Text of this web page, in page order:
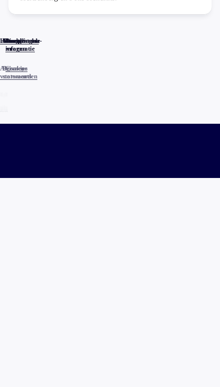
Home
Actueel
Uitzendingen
Reacties
Programma-
informatie
Veelgestelde
vragen
Algemene
voorwaarden
Privacy
statements
Cookies